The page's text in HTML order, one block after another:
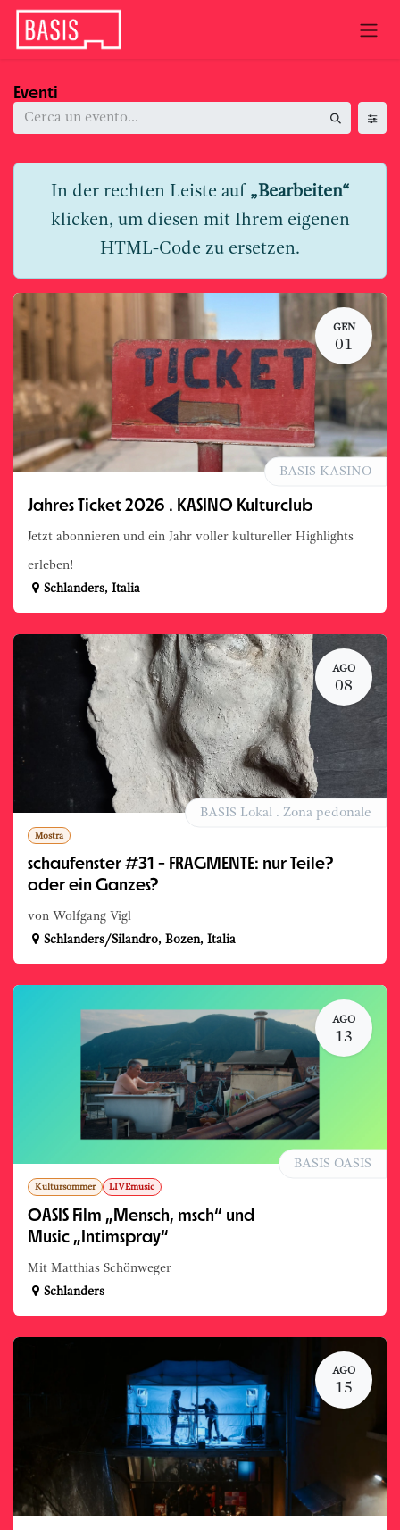
Passa al contenuto
Eventi
In der rechten Leiste auf „Bearbeiten“
klicken, um diesen mit Ihrem eigenen
HTML-Code zu ersetzen.
GEN
01
Jahres Ticket 2026 . KASINO Kulturclub
Jetzt abonnieren und ein Jahr voller kultureller Highlights
erleben!
BASIS KASINO
Schlanders, Italia
AGO
08
Mostra
schaufenster #31 - FRAGMENTE: nur Teile?
oder ein Ganzes?
von Wolfgang Vigl
BASIS Lokal . Zona pedonale
Schlanders/Silandro, Bozen, Italia
AGO
13
Kultursommer LIVEmusic
OASIS Film „Mensch, msch“ und
Music „Intimspray“
Mit Matthias Schönweger
BASIS OASIS
Schlanders
AGO
15